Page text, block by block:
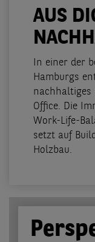
AUS
In einer der
Hamburgs
nachhaltiges
Office. Die
Work-Life-
setzt auf
Holzbau.